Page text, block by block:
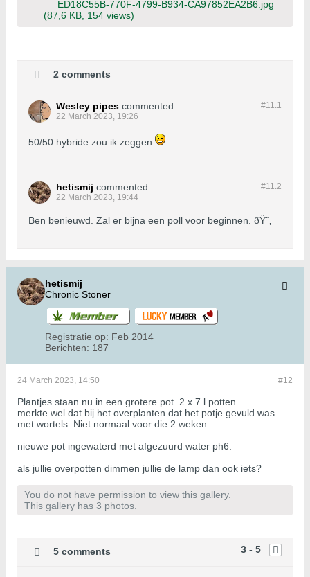
ED18C55B-770F-4799-B934-CA97852EA2B6.jpg
(87,6 KB, 154 views)
2 comments
#11.1
Wesley pipes commented
22 March 2023, 19:26
50/50 hybride zou ik zeggen
#11.2
hetismij commented
22 March 2023, 19:44
Ben benieuwd. Zal er bijna een poll voor beginnen. ðŸ˜‚
hetismij
Chronic Stoner
Registratie op: Feb 2014
Berichten: 187
#12
24 March 2023, 14:50
Plantjes staan nu in een grotere pot. 2 x 7 l potten.
merkte wel dat bij het overplanten dat het potje gevuld was
met wortels. Niet normaal voor die 2 weken.
nieuwe pot ingewaterd met afgezuurd water ph6.
als jullie overpotten dimmen jullie de lamp dan ook iets?
You do not have permission to view this gallery.
This gallery has 3 photos.
3 - 5
5 comments